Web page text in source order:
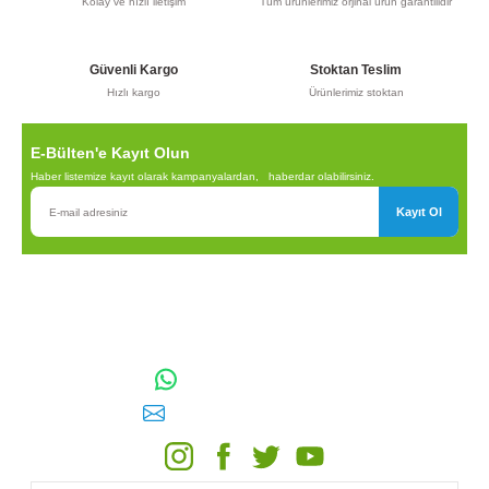
Gönder
Güvenli Kargo
Hızlı kargo
Stoktan Teslim
Ürünlerimiz stoktan
E-Bülten'e Kayıt Olun
Haber listemize kayıt olarak kampanyalardan, haberdar olabilirsiniz.
Kayıt Ol